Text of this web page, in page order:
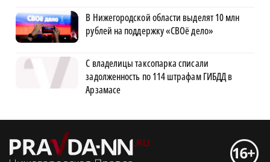
В Нижегородской области выделят 10 млн
рублей на поддержку «СВОё дело»
С владелицы таксопарка списали
задолженность по 114 штрафам ГИБДД в
Арзамасе